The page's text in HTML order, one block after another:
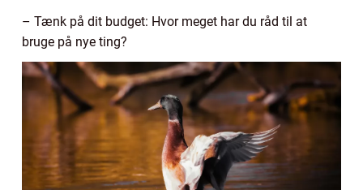
– Tænk på dit budget: Hvor meget har du råd til at
bruge på nye ting?